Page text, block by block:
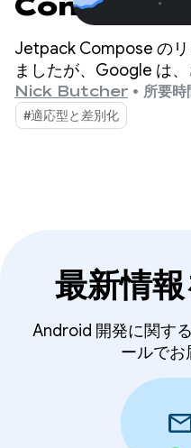
Jetpack Compose のリ
ましたが、Google は
スで優れた UI を構築す
能、パフォーマンス、
してきました。
Nick Butcher • 所要
#適応型と差別化
最新情
Android 開発に関す
ールでお